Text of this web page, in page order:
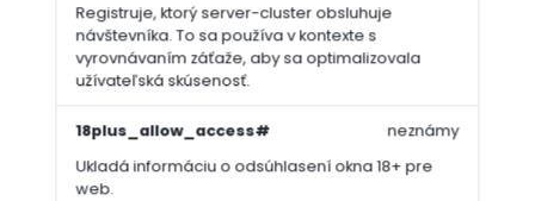
Registruje, ktorý server-cluster obsluhuje
návštevníka. To sa používa v kontexte s
vyrovnávaním záťaže, aby sa optimalizovala
užívateľská skúsenosť.
18plus_allow_access#
Ukladá informáciu o odsúhlasení okna 18+ pre
web.
neznámy